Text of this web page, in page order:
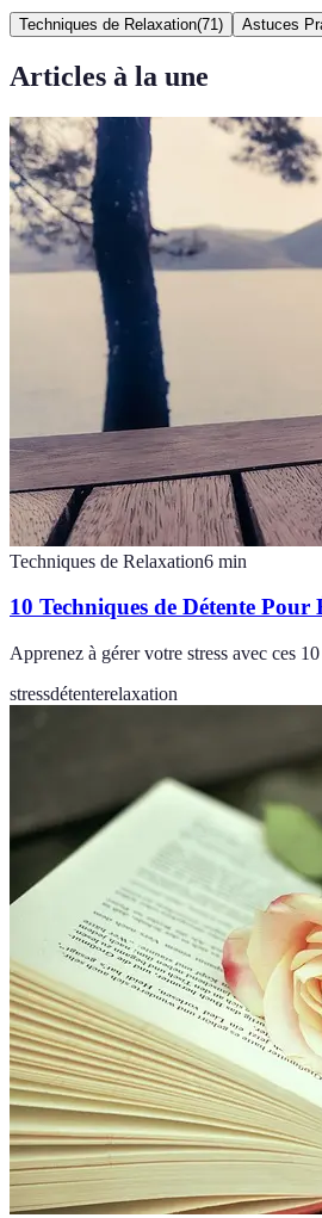
Techniques de Relaxation(71 ) Astuces
Articles à la une
Techniques de Relaxation6 min
10 Techniques de Détente
Apprenez à gérer votre stress avec ces
stressdétenterelaxation